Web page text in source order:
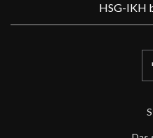
HSG-IKH